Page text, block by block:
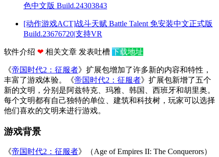
色中文版 Build.24303843
[动作游戏ACT]战斗天赋 Battle Talent 免安装中文正式版
Build.23676720|支持VR
软件介绍 ❤ 相关文章 发表吐槽 下载地址
《帝国时代2：征服者》扩展包增加了许多新的内容和特性，
丰富了游戏体验。《帝国时代2：征服者》扩展包新增了五个
新的文明，分别是阿兹特克、玛雅、韩国、西班牙和胡里奥。
每个文明都有自己独特的单位、建筑和科技树，玩家可以选择
他们喜欢的文明来进行游戏。
游戏背景
《帝国时代2：征服者》（Age of Empires II: The Conquerors）